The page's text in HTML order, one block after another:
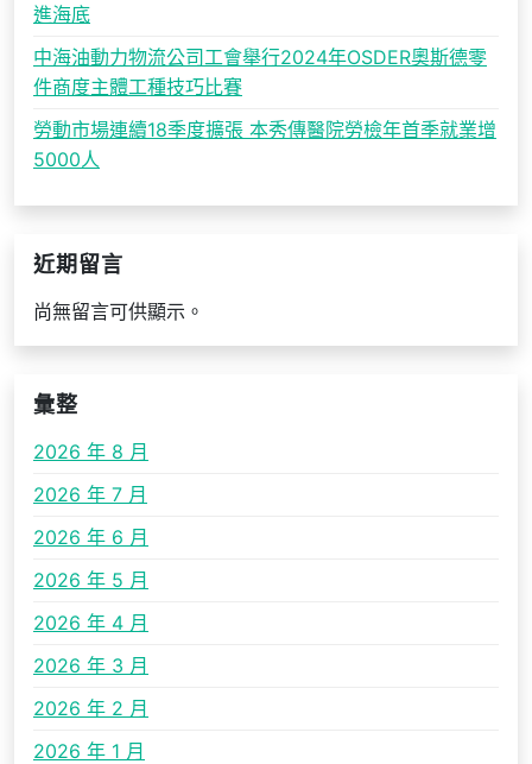
進海底
中海油動力物流公司工會舉行2024年OSDER奧斯德零
件商度主體工種技巧比賽
勞動市場連續18季度擴張 本秀傳醫院勞檢年首季就業增
5000人
近期留言
尚無留言可供顯示。
彙整
2026 年 8 月
2026 年 7 月
2026 年 6 月
2026 年 5 月
2026 年 4 月
2026 年 3 月
2026 年 2 月
2026 年 1 月